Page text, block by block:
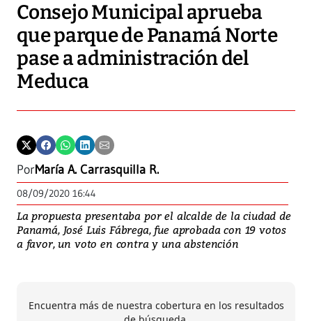
Consejo Municipal aprueba
que parque de Panamá Norte
pase a administración del
Meduca
PorMaría A. Carrasquilla R.
08/09/2020 16:44
La propuesta presentaba por el alcalde de la ciudad de
Panamá, José Luis Fábrega, fue aprobada con 19 votos
a favor, un voto en contra y una abstención
Encuentra más de nuestra cobertura en los resultados